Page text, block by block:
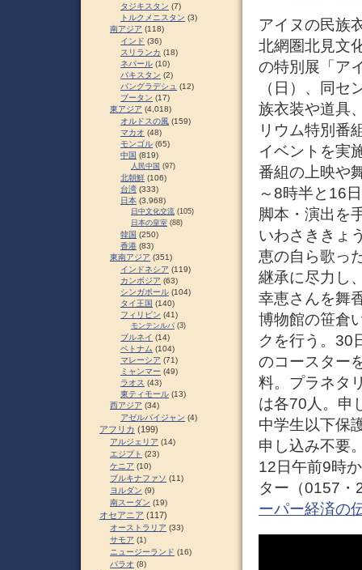
アイヌの民族
北網圏北見文
の特別展「ア
（日）、同
族衣装や道具
リウム特別番
イベントを実
番組の上映や
～8時半と16
脚本・演出を
いわさききょ
恵の自ら歌っ
継承に尽力し
幸恵さんを舞
博物館の笹倉
クを行う。30
のコースター
料。プラネタ
は各70人。申
中学生以下保
申し込み不要
12日午前9時
ター（0157・
ーパー経済の
タジキスタン (7)
トルクメニスタン (3)
南アジア (118)
インド (36)
スリランカ (18)
ネパール (10)
パキスタン (2)
バングラデシュ (12)
ブータン (17)
東アジア (4,018)
オルドスの風 (159)
マカオ (48)
モンゴル (65)
中国 (819)
人民中国 (97)
北朝鮮 (106)
台湾 (333)
日本 (3,968)
日中文化交流 (105)
日本の皇室 (88)
韓国 (250)
香港 (83)
東南アジア (351)
インドネシア (119)
カンボジア (63)
シンガポール (104)
タイ王国 (140)
フィリピン (41)
モンテンルパ (3)
ブルネイ (14)
ベトナム (104)
マレーシア (71)
ミャンマー (49)
ラオス (43)
東ティモール (13)
西アジア (34)
アゼルバイジャン (4)
アフリカ (199)
アルジェリア (14)
エジプト (23)
ケニア (10)
ブルキナファソ (11)
ヨルダン (9)
南スーダン (19)
オセアニア (117)
オーストラリア (33)
サモア (1)
ニュージーランド (16)
パラオ (8)